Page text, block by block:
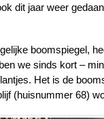
dit jaar weer
boomspiegel,
we sinds kort –
Het is de
(huisnummer 68)